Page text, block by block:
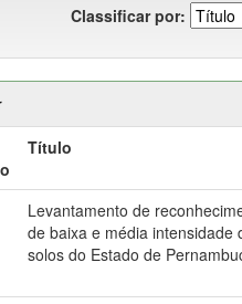
Classificar por:
Título
Levantamento de
de baixa e média intensidade
solos do Estado de